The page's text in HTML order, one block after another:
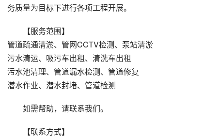
务质量为目标下进行各项工程开展。
【服务范围】
管道疏通清淤、管网CCTV检测、泵站清淤
污水清运、吸污车出租、清洗车出租
污水池清理、管道漏水检测、管道修复
潜水作业、潜水封堵、管道检测
如需帮助，请联系我们。
【联系方式】